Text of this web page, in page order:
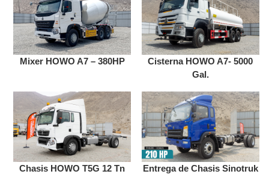
Mixer HOWO A7 – 380HP
Cisterna HOWO A7- 5000
Gal.
Chasis HOWO T5G 12 Tn
Entrega de Chasis Sinotruk